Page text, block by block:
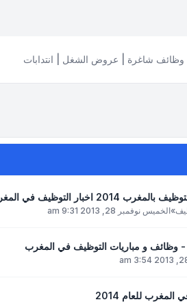
شاغرة | عروض الشغل | انتدابات
في المغرب و نتائج امتحانات
»الخميس نوفمبر 28, 2013 9:31 am
وظائف و مباريات التوظيف في المغرب
للعام 2014